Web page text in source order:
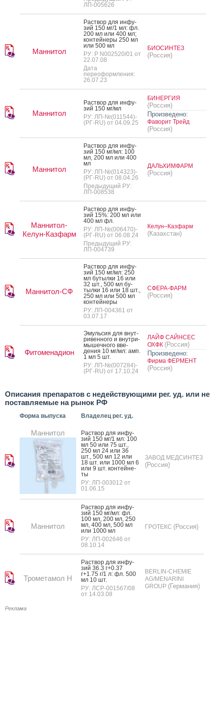
ЛП-005626
Маннитол
Рас­твор для ин­фу­
зий 150 мг/1 мл: фл.
200 мл или 400 мл;
кон­тей­не­ры 250 мл
или 500 мл
РУ: Р N002520/01 от
22.07.08
Дата
переоформления:
26.07.23
БИОСИНТЕЗ
(Россия)
Маннитол
Рас­твор для ин­фу­
зий 150 мг/мл
РУ: ЛП-№(011544)-
(РГ-RU) от 04.09.25
БИНЕРГИЯ
(Россия)
Произведено:
Фаворит Трейд
(Россия)
Маннитол
Рас­твор для ин­фу­
зий 150 мг/мл: 100
мл, 200 мл или 400
мл
РУ: ЛП-№(014323)-
(РГ-RU) от 08.04.26
Предыдущий РУ:
ЛП-008538
ДАЛЬХИМФАРМ
(Россия)
Маннитол-
Келун-Казфарм
Рас­твор для ин­фу­
зий 15%: 200 мл или
400 мл фл.
РУ: ЛП-№(006470)-
(РГ-RU) от 06.08.24
Предыдущий РУ:
ЛП-004739
Келун–Казфарм
(Казахстан)
Маннитол-СФ
Рас­твор для ин­фу­
зий 150 мг/мл: 250
мл бу­тыл­ки 16 или
32 шт., 500 мл бу­
тыл­ки 16 или 18 шт.,
250 мл или 500 мл
кон­тей­не­ры
РУ: ЛП-004361 от
03.07.17
СФЕРА-ФАРМ
(Россия)
Фитоменадион
Эмуль­сия для внут­
ри­вен­но­го и внут­ри­
мышеч­но­го вве­
дения 10 мг/мл: амп.
1 мл 5 шт.
РУ: ЛП-№(007284)-
(РГ-RU) от 17.10.24
ЛАЙФ САЙНСЕС
ОХФК (Россия)
Произведено:
Фирма ФЕРМЕНТ
(Россия)
Описания препаратов с недействующими рег. уд. или не
поставляемые на рынок РФ
Форма выпуска Владелец рег. уд.
Маннитол
Рас­твор для ин­фу­
зий 150 мг/1 мл: 100
мл 50 или 75 шт.,
250 мл 24 или 36
шт., 500 мл 12 или
18 шт. или 1000 мл 6
или 9 шт. кон­тей­не­
ты
РУ: ЛП-003012 от
01.06.15
ЗАВОД МЕДСИНТЕЗ
(Россия)
Маннитол
Рас­твор для ин­фу­
зий 150 мг/мл: фл.
100 мл, 200 мл, 250
мл, 400 мл, 500 мл
или 1000 мл
РУ: ЛП-002646 от
08.10.14
ГРОТЕКС (Россия)
Трометамол Н
Рас­твор для ин­фу­
зий 36.3 г+0.37
г+1.75 г/1 л: фл. 500
мл 10 шт.
РУ: ЛСР-001567/08
от 14.03.08
BERLIN-CHEMIE
AG/MENARINI
GROUP (Германия)
Реклама